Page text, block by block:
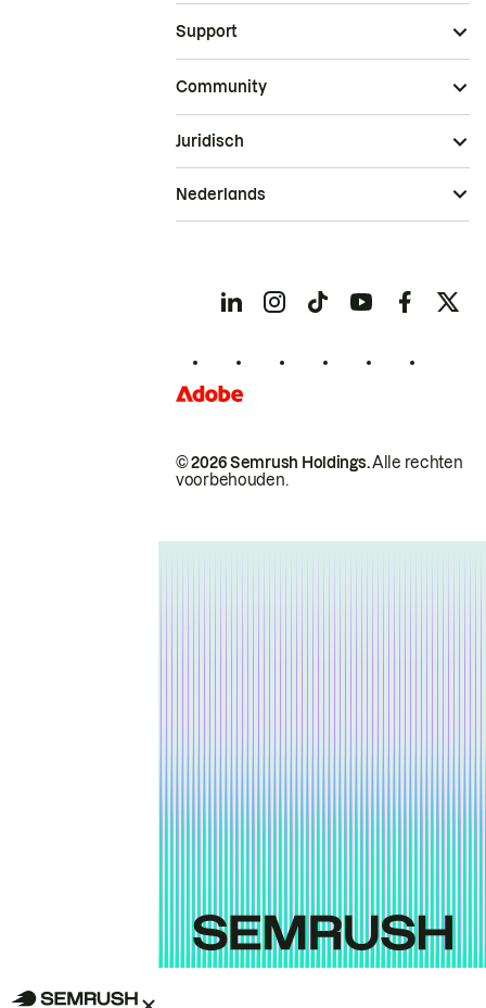
Support
Community
© 2026 Semrush Holdings.Alle rechten
voorbehouden.
Juridisch
Nederlands